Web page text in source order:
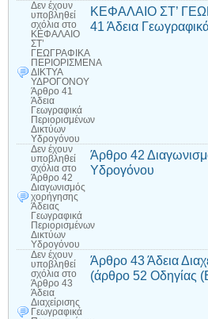
Δεν έχουν
υποβληθεί
σχόλια στο
ΚΕΦΑΛΑΙΟ
ΣΤ’
ΓΕΩΓΡΑΦΙΚΑ
ΠΕΡΙΟΡΙΣΜΕΝΑ
ΔΙΚΤΥΑ
ΥΔΡΟΓΟΝΟΥ
Άρθρο 41
Άδεια
Γεωγραφικά
Περιορισμένων
Δικτύων
Υδρογόνου
ΚΕΦΑΛΑΙΟ ΣΤ’
41 Άδεια
Δεν έχουν
υποβληθεί
σχόλια στο
Άρθρο 42
Διαγωνισμός
χορήγησης
Άδειας
Γεωγραφικά
Περιορισμένων
Δικτύων
Υδρογόνου
Άρθρο 42
Υδρογόνου
Δεν έχουν
υποβληθεί
σχόλια στο
Άρθρο 43
Άδεια
Διαχείρισης
Γεωγραφικά
Άρθρο 43 Άδεια
(άρθρο 52 Οδηγίας